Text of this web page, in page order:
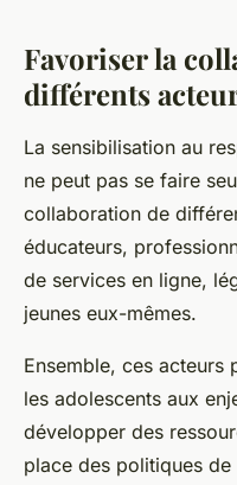
Favoriser la
différents
La sensibilisation au
ne peut pas se faire
collaboration de
éducateurs,
de services en ligne,
jeunes eux-mêmes.
Ensemble, ces acteurs
les adolescents aux
développer des
place des politiques